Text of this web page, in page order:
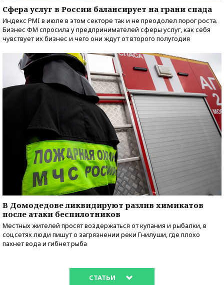
Сфера услуг в России балансирует на грани спада
Индекс PMI в июле в этом секторе так и не преодолел порог роста.
Бизнес ФМ спросила у предпринимателей сферы услуг, как себя
чувствует их бизнес и чего они ждут от второго полугодия
В Домодедове ликвидируют разлив химикатов
после атаки беспилотников
Местных жителей просят воздержаться от купания и рыбалки, в
соцсетях люди пишут о загрязнении реки Гнилуши, где плохо
пахнет вода и гибнет рыба
СТАТЬИ